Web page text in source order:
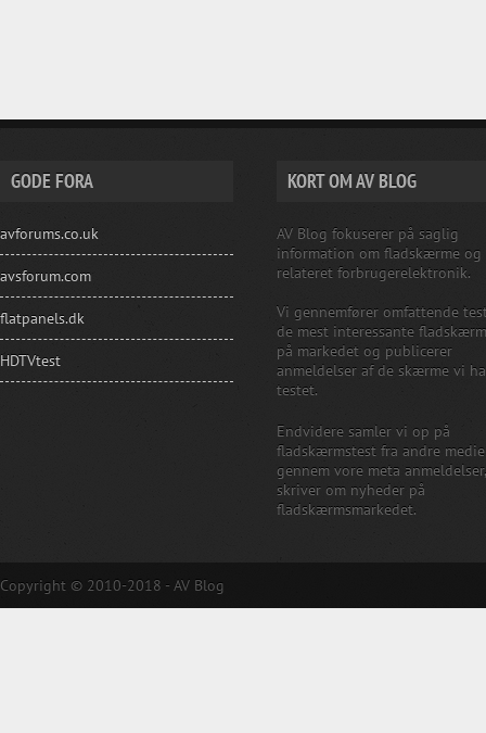
GODE FORA
avforums.co.uk
avsforum.com
flatpanels.dk
HDTVtest
KORT OM AV BLOG
AV Blog fokuserer på saglig
information om fladskærme og
relateret forbrugerelektronik.
Vi gennemfører omfattende
de mest interessante
på markedet og publicerer
anmeldelser af de skærme vi
testet.
Endvidere samler vi op på
fladskærmstest fra andre
gennem vore meta
skriver om nyheder på
fladskærmsmarkedet.
Copyright © 2010-2018 - AV Blog